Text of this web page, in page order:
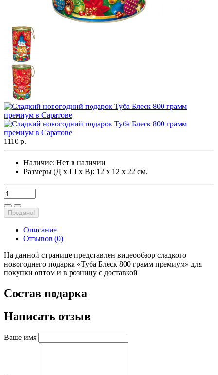
1110 р.
Наличие: Нет в наличии
Размеры (Д х Ш х В): 12 х 12 х 22 см.
Продано!
Описание
Отзывов (0)
На данной странице представлен видеообзор сладкого
новогоднего подарка «Туба Блеск 800 грамм премиум» для
покупки оптом и в розницу с доставкой
Состав подарка
Написать отзыв
Ваше имя